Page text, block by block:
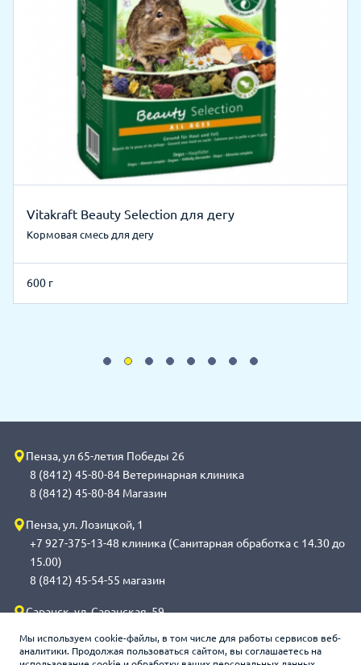
Мы используем cookie-файлы, в том числе для работы сервисов веб-
аналитики. Продолжая пользоваться сайтом, вы соглашаетесь на
Vitakraft Beauty Selection для дегу
Кормовая смесь для дегу
600 г
Пенза, ул 65-летия Победы 26
8 (8412) 45-80-84 Ветеринарная клиника
8 (8412) 45-80-84 Магазин
Пенза, ул. Лозицкой, 1
+7 927-375-13-48 клиника (Санитарная обработка с 14.30 до
15.00)
8 (8412) 45-54-55 магазин
Саранск, ул. Саранская, 59
обработка с 14.00 до 14.30)